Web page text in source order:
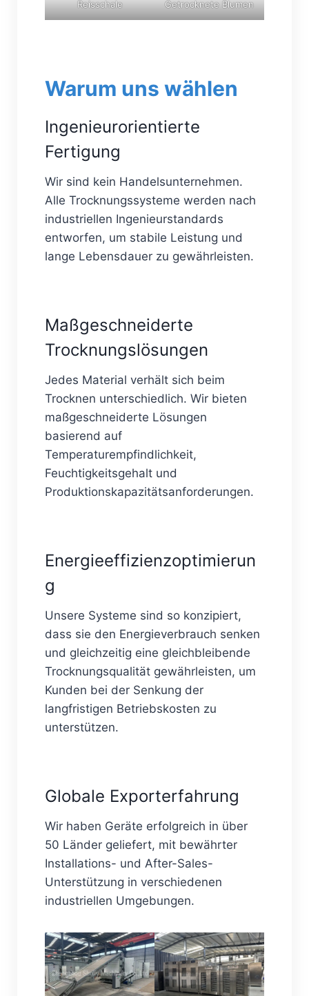
Reisschale Getrocknete Blumen
Warum uns wählen
Ingenieurorientierte
Fertigung
Wir sind kein Handelsunternehmen.
Alle Trocknungssysteme werden nach
industriellen Ingenieurstandards
entworfen, um stabile Leistung und
lange Lebensdauer zu gewährleisten.
Maßgeschneiderte
Trocknungslösungen
Jedes Material verhält sich beim
Trocknen unterschiedlich. Wir bieten
maßgeschneiderte Lösungen
basierend auf
Temperaturempfindlichkeit,
Feuchtigkeitsgehalt und
Produktionskapazitätsanforderungen.
Energieeffizienzoptimierun
g
Unsere Systeme sind so konzipiert,
dass sie den Energieverbrauch senken
und gleichzeitig eine gleichbleibende
Trocknungsqualität gewährleisten, um
Kunden bei der Senkung der
langfristigen Betriebskosten zu
unterstützen.
Globale Exporterfahrung
Wir haben Geräte erfolgreich in über
50 Länder geliefert, mit bewährter
Installations- und After-Sales-
Unterstützung in verschiedenen
industriellen Umgebungen.